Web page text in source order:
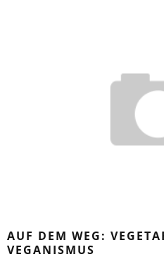
AUF DEM WEG:
VEGANISMUS